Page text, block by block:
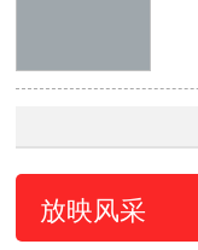
放映风采